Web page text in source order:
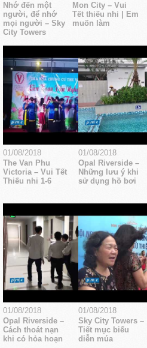
Nhớ đến một
người, để nhớ
mọi người – Sky
City Towers
Mon City – Vui
Tết thiếu nhi | Em
muốn làm
01/08/2018
The Van Phu
Victoria – Vui Tết
Thiếu nhi 1-6
01/08/2018
Opal Riverside –
Những lưu ý khi
sử dụng hồ bơi
01/08/2018
Opal Riverside –
Cách thoát nạn
khi có hỏa hoạn
01/08/2018
Sky City Towers –
Tiết mục biểu
diễn múa